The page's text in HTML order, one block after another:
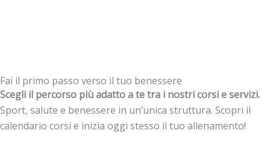
Fai il primo passo verso il tuo benessere
Scegli il percorso più adatto a te tra i nostri corsi e servizi.
Sport, salute e benessere in un’unica struttura. Scopri il
calendario corsi e inizia oggi stesso il tuo allenamento!